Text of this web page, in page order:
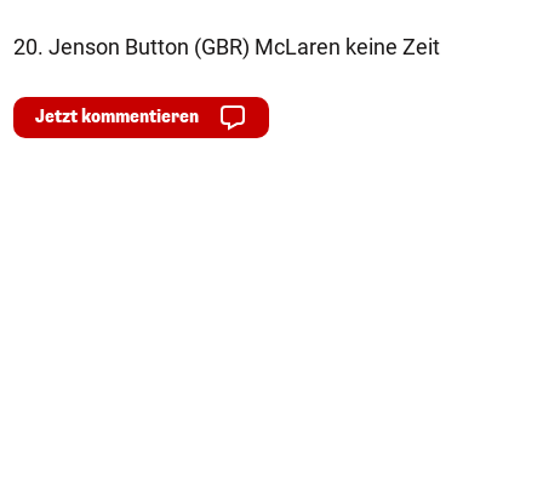
20. Jenson Button (GBR) McLaren keine Zeit
Jetzt kommentieren